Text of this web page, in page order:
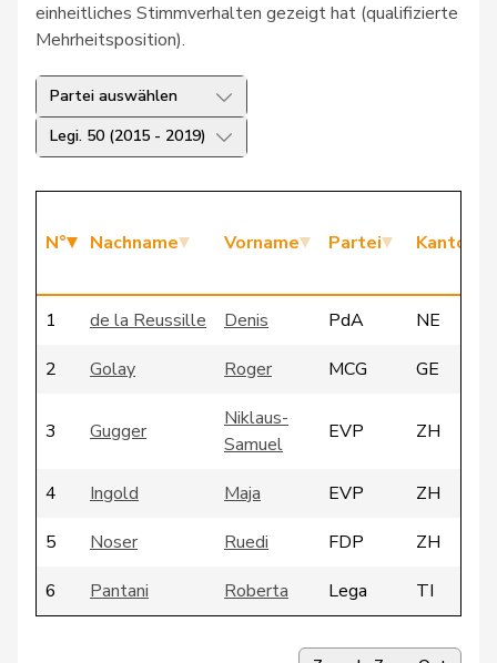
einheitliches Stimmverhalten gezeigt hat (qualifizierte
Mehrheitsposition).
Partei auswählen
Legi. 50 (2015 - 2019)
N° Nachname Vorname Partei Kanton
1 de la Reussille Denis PdA
NE
2
Golay Roger MCG GE
3 Gugger
Niklaus-
Samuel
EVP ZH
4 Ingold Maja EVP
ZH
5
Noser Ruedi FDP
ZH
6
Pantani Roberta Lega
TI